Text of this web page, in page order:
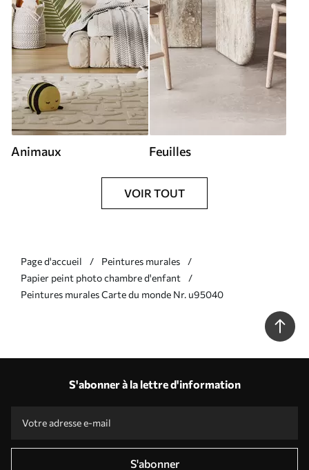
Animaux Feuilles
VOIR TOUT
Page d'accueil
Peintures murales
Papier peint photo chambre d'enfant
Peintures murales Carte du monde Nr. u95040
S'abonner à la lettre d'information
S'abonner